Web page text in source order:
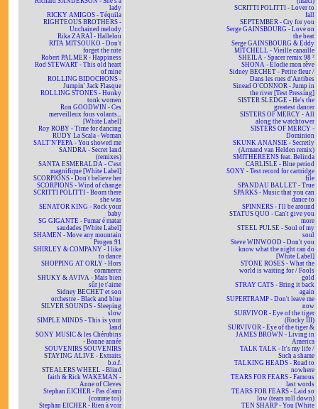
lady
RICKY AMIGOS - Téquila
RIGHTEOUS BROTHERS -
Unchained melody
Rika ZARAÏ - Hallelou
RITA MITSOUKO - Don't
forget the nite
Robert PALMER - Happiness
Rod STEWART - This old heart
of mine
ROLLING BIDOCHONS -
Jumpin' Jack Flasque
ROLLING STONES - Honky
tonk women
Ron GOODWIN - Ces
merveilleux fous volants...
[White Label]
Roy ROBY - Time for dancing
RUDY La Scala - Woman
SALT'N'PEPA - You showed me
SANDRA - Secret land
(remixes)
SANTA ESMERALDA - C'est
magnifique [White Label]
SCORPIONS - Don't believe her
SCORPIONS - Wind of change
SCRITTI POLITTI - Boom there
she was
SENATOR KING - Rock your
baby
SG GIGANTE - Fumar é matar
saudades [White Label]
SHAMEN - Move any mountain
Progen 91
SHIRLEY & COMPANY - I like
to dance
SHOPPING AT ORLY - Hors
commerce
SHUKY & AVIVA - Mais bien
sûr je t'aime
Sidney BECHET et son
orchestre - Black and blue
SILVER SOUNDS - Sleeping
slow
SIMPLE MINDS - This is your
land
SONY MUSIC & les Chérubins
- Bonne année
SOUVENIRS SOUVENIRS
STAYING ALIVE - Extraits
b.o.f.
STEALERS WHEEL - Blind
faith & Rick WAKEMAN -
Anne of Cleves
Stephan EICHER - Pas d'ami
(comme toi)
Stephan EICHER - Rien à voir
SCRITTI POLITTI - Lover to
fall
SEPTEMBER - Cry for you
Serge GAINSBOURG - Love on
the beat
Serge GAINSBOURG & Eddy
MITCHELL - Vieille canaille
SHEILA - Spacer remix 98 ²
SHONA - Elodie mon rêve
Sidney BECHET - Petite fleur /
Dans les rues d'Antibes
Sinead O'CONNOR - Jump in
the river [Test Pressing]
SISTER SLEDGE - He's the
greatest dancer
SISTERS OF MERCY - All
along the watchtower
SISTERS OF MERCY -
Dominion
SKUNK ANANSIE - Secretly
(Armand van Helden remix)
SMITHEREENS feat. Belinda
CARLISLE - Blue period
SONY - Test record for cartridge
file
SPANDAU BALLET - True
SPARKS - Music that you can
dance to
SPINNERS - I'll be around
STATUS QUO - Can't give you
more
STEEL PULSE - Soul of my
soul
Steve WINWOOD - Don't you
know what the night can do
[White Label]
STONE ROSES - What the
world is waiting for / Fools
gold
STRAY CATS - Bring it back
again
SUPERTRAMP - Don't leave me
now
SURVIVOR - Eye of the tiger
(Rocky III)
SURVIVOR - Eye of the tiger &
JAMES BROWN - Living in
America
TALK TALK - It's my life /
Such a shame
TALKING HEADS - Road to
nowhere
TEARS FOR FEARS - Famous
last words
TEARS FOR FEARS - Laid so
low (tears roll down)
TEN SHARP - You [White